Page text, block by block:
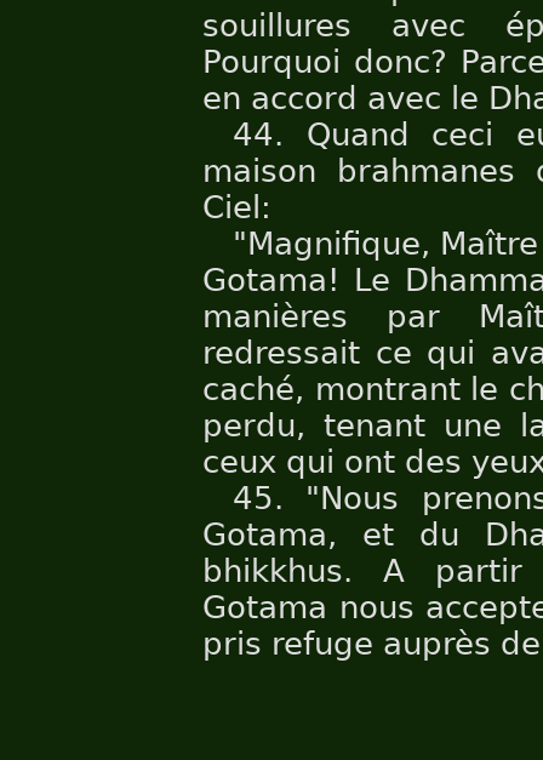
souillures avec
Pourquoi donc?
en accord avec le
44. Quand ceci
maison
Ciel:
"Magnifique,
Gotama! Le
manières par
redressait ce qui
caché, montrant le
perdu, tenant une
ceux qui ont des
45. "Nous
Gotama, et du
bhikkhus. A partir
Gotama nous
pris refuge auprès